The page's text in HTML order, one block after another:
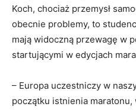
Koch, chociaż przemysł
obecnie problemy, to
mają widoczną przewagę w
startującymi w edycjach
– Europa uczestniczy w
początku istnienia